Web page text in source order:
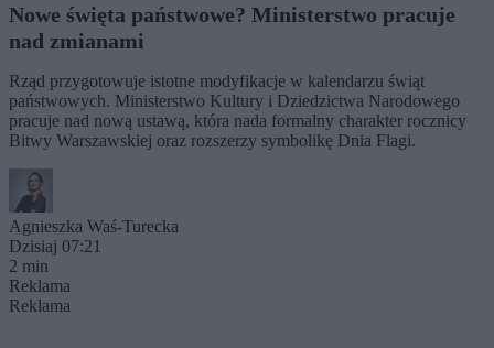
Nowe święta państwowe? Ministerstwo pracuje
nad zmianami
Rząd przygotowuje istotne modyfikacje w kalendarzu świąt
państwowych. Ministerstwo Kultury i Dziedzictwa Narodowego
pracuje nad nową ustawą, która nada formalny charakter rocznicy
Bitwy Warszawskiej oraz rozszerzy symbolikę Dnia Flagi.
Agnieszka Waś-Turecka
Dzisiaj 07:21
2 min
Reklama
Reklama